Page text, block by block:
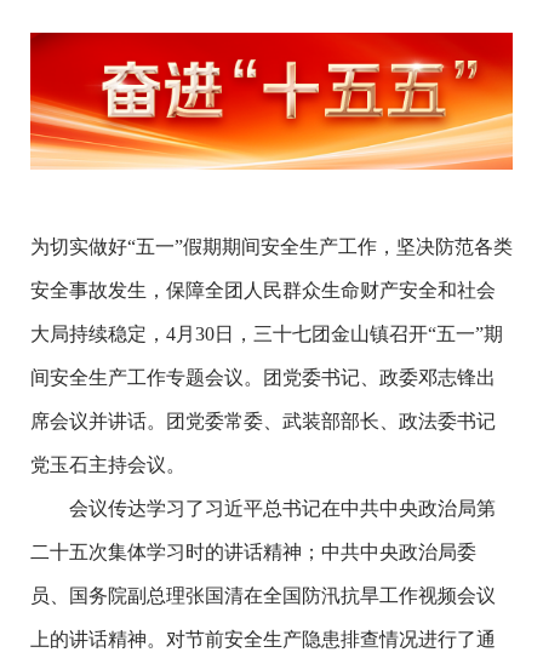
为切实做好“五一”假期期间安全生产工作，坚决防范各类
安全事故发生，保障全团人民群众生命财产安全和社会
大局持续稳定，4月30日，三十七团金山镇召开“五一”期
间安全生产工作专题会议。团党委书记、政委邓志锋出
席会议并讲话。团党委常委、武装部部长、政法委书记
党玉石主持会议。
会议传达学习了习近平总书记在中共中央政治局第
二十五次集体学习时的讲话精神；中共中央政治局委
员、国务院副总理张国清在全国防汛抗旱工作视频会议
上的讲话精神。对节前安全生产隐患排查情况进行了通